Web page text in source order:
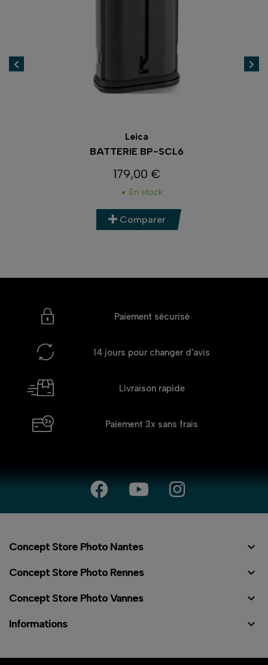
Leica
BATTERIE BP-SCL6
Prix
179,00 €
En stock
Comparer
Paiement sécurisé
14 jours pour changer d'avis
Livraison rapide
Paiement 3x sans frais
Concept Store Photo Nantes 
Concept Store Photo Rennes 
Concept Store Photo Vannes 
Informations 